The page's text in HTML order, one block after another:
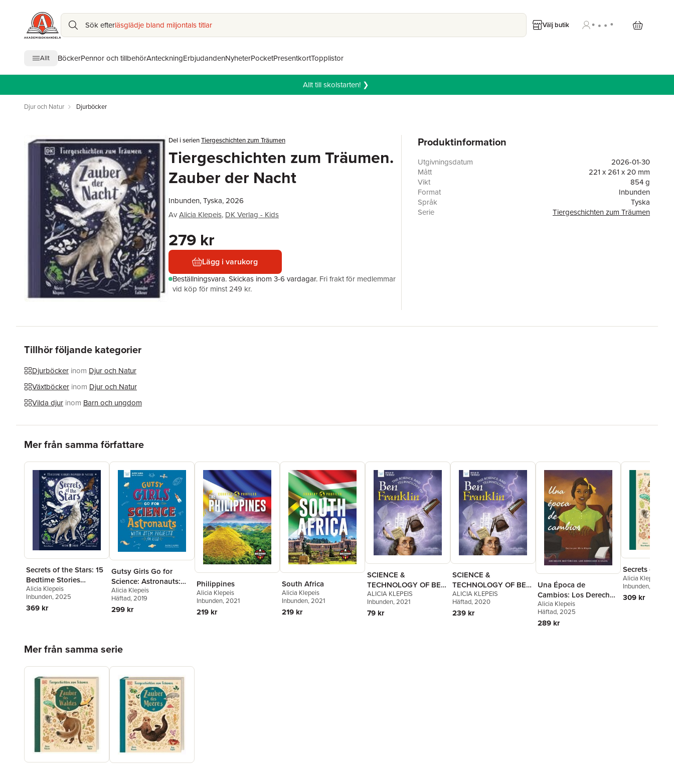
Sök efterläsglädje bland miljontals titlar Välj butik
Allt BöckerPennor och tillbehörAnteckningErbjudandenNyheterPocketPresentkortTopplistor
Allt till skolstarten! ❯
Djur och Natur Djurböcker
Del i serienTiergeschichten zum Träumen
Tiergeschichten zum Träumen.
Zauber der Nacht
Inbunden, Tyska, 2026
AvAlicia Klepeis, DK Verlag - Kids
279 kr
Lägg i varukorg
Beställningsvara.Skickas inom 3-6 vardagar. Fri frakt för medlemmar
vid köp för minst 249 kr.
Produktinformation
Utgivningsdatum
2026-01-30
Mått
221 x 261 x 20 mm
Vikt
854 g
Format
Inbunden
Språk
Tyska
Serie
Tiergeschichten zum Träumen
Tillhör följande kategorier
Djurböcker inom Djur och Natur
Växtböcker inom Djur och Natur
Vilda djur inom Barn och ungdom
Mer från samma författare
Secrets of the Stars: 15
Bedtime Stories
Inspired by Nature
Alicia Klepeis
Inbunden, 2025
369 kr
Gutsy Girls Go for
Science: Astronauts:
With STEM Projects for
Kids
Alicia Klepeis
Häftad, 2019
299 kr
Philippines
Alicia Klepeis
Inbunden, 2021
219 kr
South Africa
Alicia Klepeis
Inbunden, 2021
219 kr
SCIENCE &
TECHNOLOGY OF BEN
FRANKLIN
ALICIA KLEPEIS
Inbunden, 2021
79 kr
SCIENCE &
TECHNOLOGY OF BEN
FRANKLIN
ALICIA KLEPEIS
Häftad, 2020
239 kr
Una Época de
Cambios: Los Derechos
Civiles
Alicia Klepeis
Häftad, 2025
289 kr
Secrets of the
Alicia Klepeis
Inbunden, 2023
309 kr
Mer från samma serie